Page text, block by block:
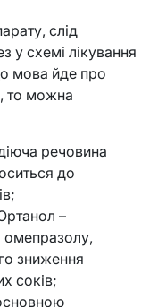
слід
у схемі лікування
мова йде про
то можна
речовина
до
–
омепразолу,
зниження
соків;